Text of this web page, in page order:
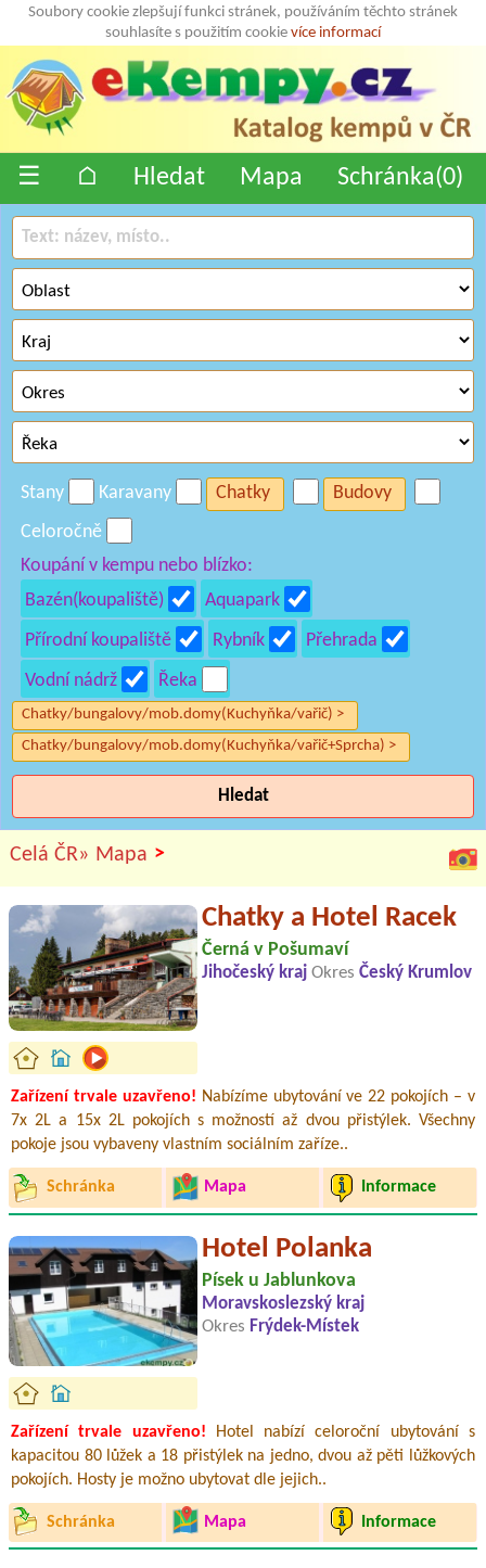
Soubory cookie zlepšují funkci stránek, používáním těchto stránek
souhlasíte s použitím cookie více informací
☰ ⌂ Hledat Mapa Schránka(0)
Stany Karavany Chatky
Budovy
Celoročně
Koupání v kempu nebo blízko:
Bazén(koupaliště)
Aquapark
Přírodní koupaliště
Rybník
Přehrada
Vodní nádrž
Řeka
Chatky/bungalovy/mob.domy(Kuchyňka/vařič) >
Chatky/bungalovy/mob.domy(Kuchyňka/vařič+Sprcha) >
Hledat
Celá ČR» Mapa >
Chatky a Hotel Racek
Černá v Pošumaví
Jihočeský kraj Okres Český Krumlov
Zařízení trvale uzavřeno! Nabízíme ubytování ve 22 pokojích – v
7x 2L a 15x 2L pokojích s možností až dvou přistýlek. Všechny
pokoje jsou vybaveny vlastním sociálním zaříze..
Schránka Mapa Informace
Hotel Polanka
Písek u Jablunkova
Moravskoslezský kraj
Okres Frýdek-Místek
Zařízení trvale uzavřeno! Hotel nabízí celoroční ubytování s
kapacitou 80 lůžek a 18 přistýlek na jedno, dvou až pěti lůžkových
pokojích. Hosty je možno ubytovat dle jejich..
Schránka Mapa Informace